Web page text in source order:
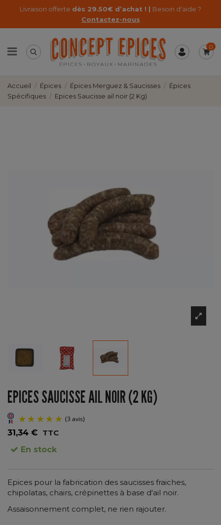
Livraison offerte dès 29.50€ d’achat ! | Besoin d'aide ?
Contactez-nous
0
Accueil Épices Épices Merguez & Saucisses
Épices
Spécifiques
Epices Saucisse ail noir (2 Kg)
EPICES SAUCISSE AIL NOIR (2 KG)
(3 avis)
31,34 € TTC
En stock
Epices pour la fabrication des saucisses fraiches,
chipolatas, chairs, crépinettes à base d'ail noir.
Assaisonnement complet, ne rien rajouter.